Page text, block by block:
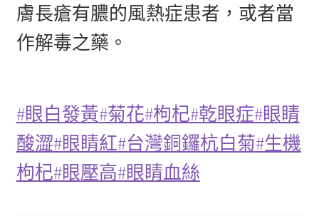
膚長瘡有膿的風熱症患者，或者當
作解毒之藥。
#眼白發黃#菊花#枸杞#乾眼症#眼睛
酸澀#眼睛紅#台灣銅鑼杭白菊#生機
枸杞#眼壓高#眼睛血絲